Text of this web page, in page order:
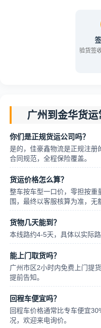
验货签
广州到金华货
你们是正规货运公司吗？
是的，佳豪鑫物流是正规注册
合同规范，全程保险覆盖。
货运价格怎么算？
整车按车型一口价，零担按重
围，最终以客服核算为准，无
货物几天能到？
本线路约4-5天，具体以实际
能上门取货吗？
广州市区2小时内免费上门提
提前告知。
回程车便宜吗？
回程车价格通常比专车便宜
况，欢迎来电询价。